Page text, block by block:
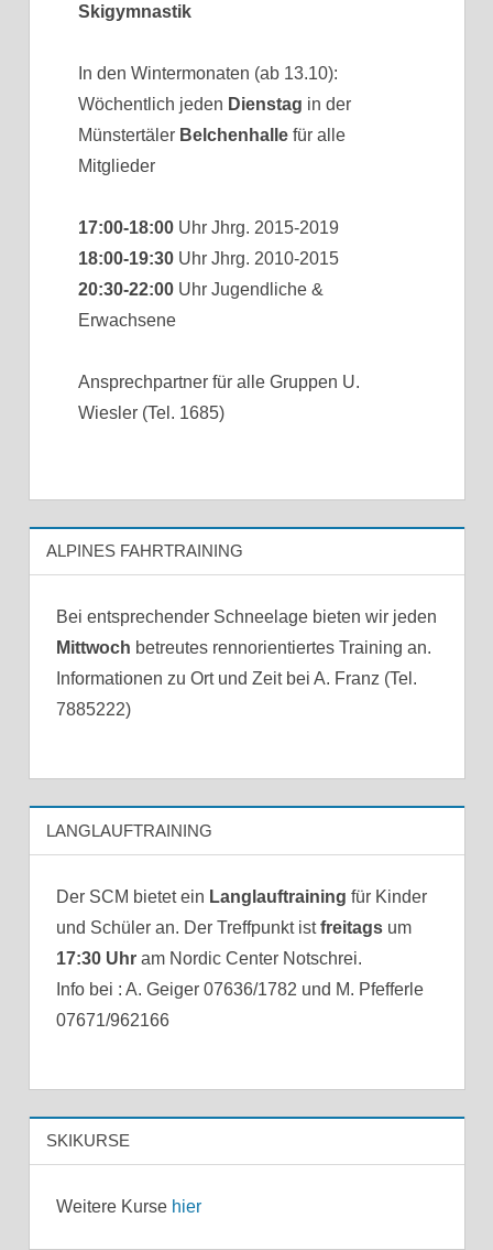
Skigymnastik
In den Wintermonaten (ab 13.10):
Wöchentlich jeden Dienstag in der
Münstertäler Belchenhallefür alle
Mitglieder
17:00-18:00Uhr Jhrg. 2015-2019
18:00-19:30Uhr Jhrg. 2010-2015
20:30-22:00Uhr Jugendliche &
Erwachsene
Ansprechpartner für alle Gruppen U.
Wiesler (Tel. 1685)
ALPINES FAHRTRAINING
Bei entsprechender Schneelage bieten wir jeden
Mittwoch betreutes rennorientiertes Training an.
Informationen zu Ort und Zeit bei A. Franz (Tel.
7885222)
LANGLAUFTRAINING
Der SCM bietet ein Langlauftraining für Kinder
und Schüler an. Der Treffpunkt istfreitagsum
17:30 Uhram Nordic Center Notschrei.
Info bei : A. Geiger 07636/1782 und M. Pfefferle
07671/962166
SKIKURSE
Weitere Kurse hier